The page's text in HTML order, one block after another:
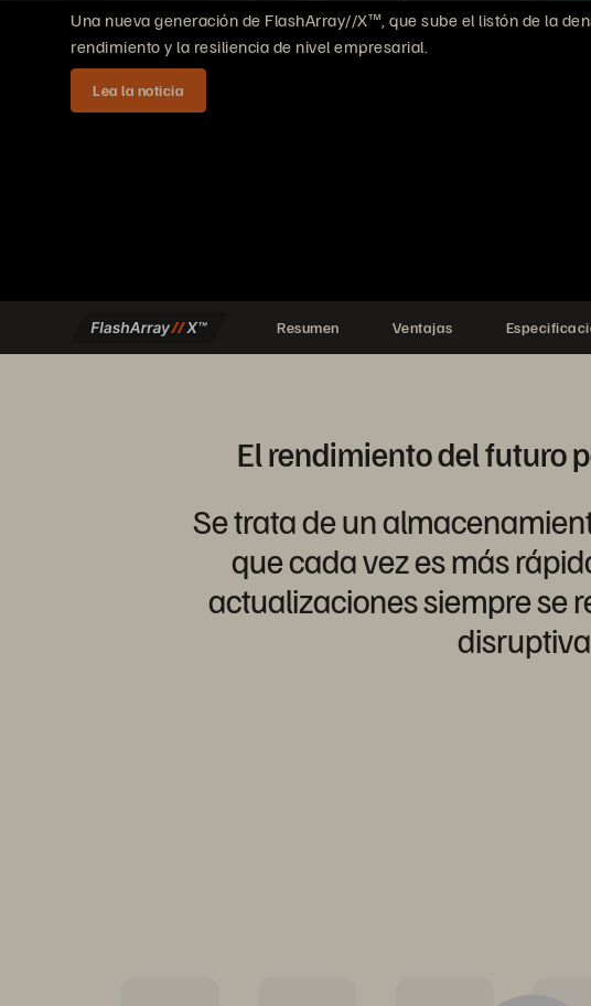
Una nueva generación de FlashArray//X™, que sube el listón de la
rendimiento y la resiliencia de nivel empresarial.
Lea la noticia
Resumen Ventajas
El rendimiento del futuro
Se trata de un
que cada vez es más
actualizaciones siempre se